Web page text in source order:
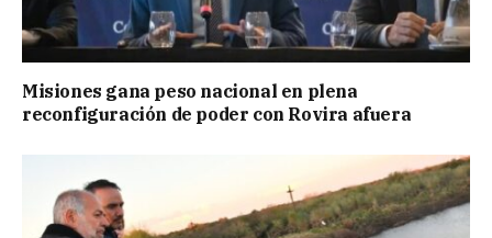
Misiones gana peso nacional en plena
reconfiguración de poder con Rovira afuera